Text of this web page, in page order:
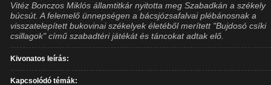
Vitéz Bonczos Miklós államtitkár nyitotta meg Szabadkán a székely
búcsút. A felemelő ünnepségen a bácsjózsafalvai plébánosnak a
visszatelepített bukovinai székelyek életéből merített "Bujdosó csíki
csillagok" című szabadtéri játékát és táncokat adtak elő.
Kivonatos leírás:
Kapcsolódó témák: